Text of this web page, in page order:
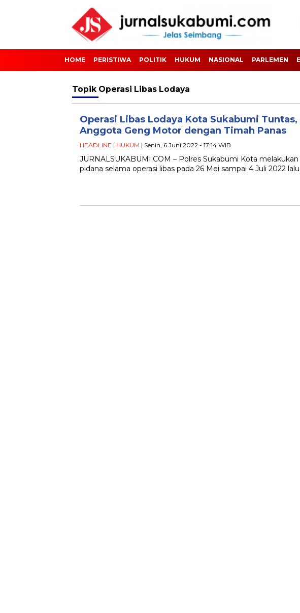
HOME PERISTIWA POLITIK HUKUM NASIONAL PARLEMEN
Topik Operasi Libas Lodaya
Operasi Libas Lodaya Kota Sukabumi
Anggota Geng Motor dengan Timah Panas
HEADLINE | HUKUM | Senin, 6 Juni 2022 - 17:14 WIB
JURNALSUKABUMI.COM – Polres Sukabumi Kota
pidana selama operasi libas pada 26 Mei sampai 4 Juli 2022